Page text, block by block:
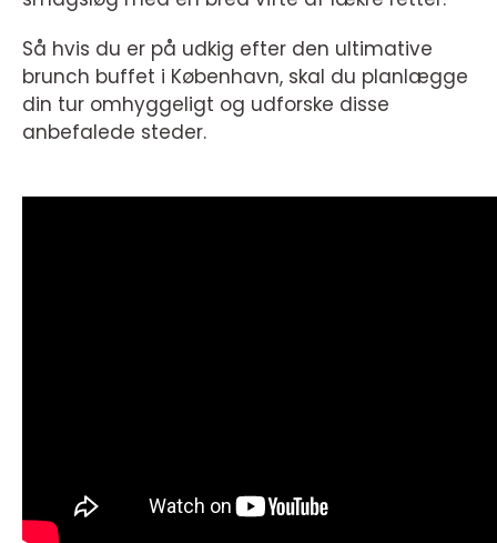
Så hvis du er på udkig efter den ultimative
brunch buffet i København, skal du planlægge
din tur omhyggeligt og udforske disse
anbefalede steder.